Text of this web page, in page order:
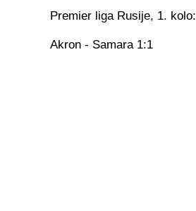
Premier liga Rusije, 1. kolo:
Akron - Samara 1:1